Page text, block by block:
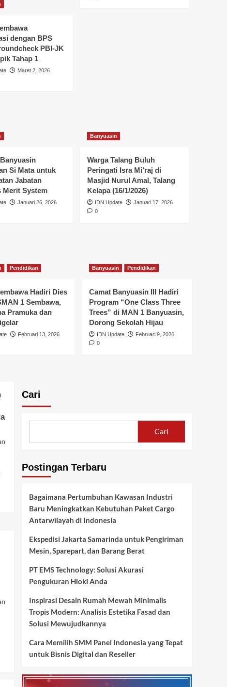
dengan BPS
PBI-JK
Tahap 1
Maret 2, 2026
Si Mata untuk
Jabatan
Merit System
Januari 26, 2026
Banyuasin
Warga Talang Buluh
Peringati Isra Mi’raj di
Masjid Nurul Amal, Talang
Kelapa (16/1/2026)
IDN Update
Januari 17, 2026
0
Pendidikan
Hadiri Dies
1 Sembawa,
Pramuka dan
Februari 13, 2026
Banyuasin Pendidikan
Camat Banyuasin III Hadiri
Program “One Class Three
Trees” di MAN 1 Banyuasin,
Dorong Sekolah Hijau
IDN Update
Februari 9, 2026
0
Cari
Cari
Postingan Terbaru
Bagaimana Pertumbuhan Kawasan Industri
Baru Meningkatkan Kebutuhan Paket Cargo
Antarwilayah di Indonesia
Ekspedisi Jakarta Samarinda untuk Pengiriman
Mesin, Sparepart, dan Barang Berat
PT EMS Technology: Solusi Akurasi
Pengukuran Hioki Anda
Inspirasi Desain Rumah Mewah Minimalis
Tropis Modern: Analisis Estetika Fasad dan
Solusi Mewujudkannya
Cara Memilih SMM Panel Indonesia yang Tepat
untuk Bisnis Digital dan Reseller